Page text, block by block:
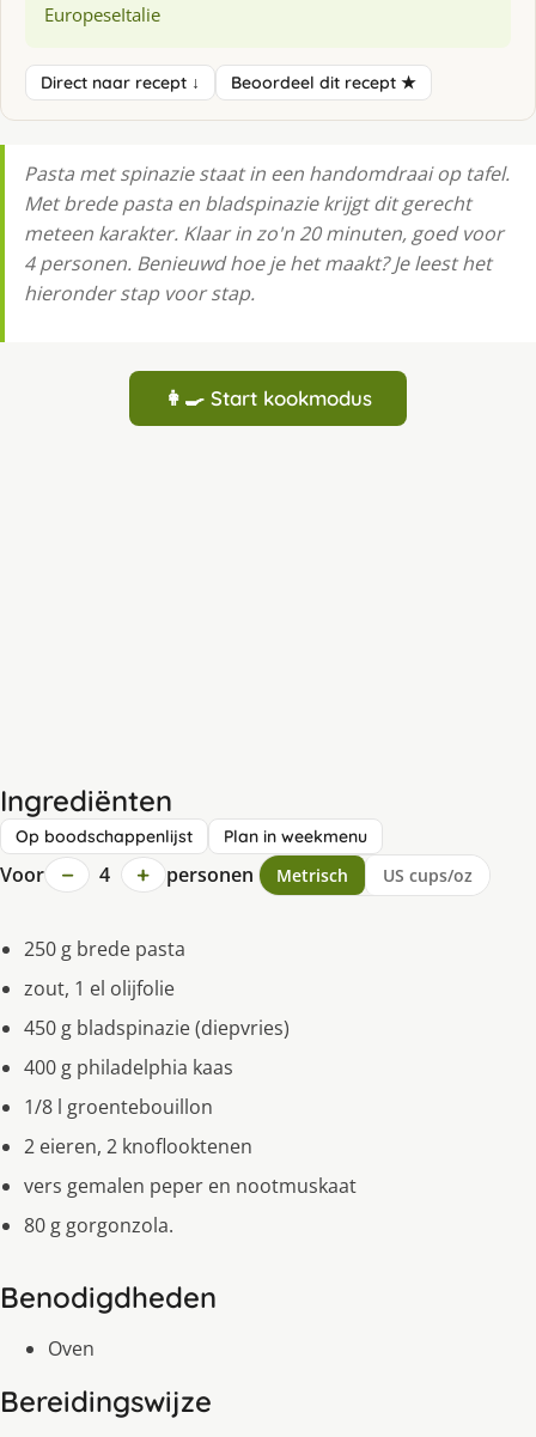
EuropeseItalie
Direct naar recept ↓ Beoordeel dit recept ★
Pasta met spinazie staat in een handomdraai op tafel.
Met brede pasta en bladspinazie krijgt dit gerecht
meteen karakter. Klaar in zo'n 20 minuten, goed voor
4 personen. Benieuwd hoe je het maakt? Je leest het
hieronder stap voor stap.
👩‍🍳 Start kookmodus
Ingrediënten
Op boodschappenlijst Plan in weekmenu
Voor − 4 + personen Metrisch US cups/oz
250 g brede pasta
zout, 1 el olijfolie
450 g bladspinazie (diepvries)
400 g philadelphia kaas
1/8 l groentebouillon
2 eieren, 2 knoflooktenen
vers gemalen peper en nootmuskaat
80 g gorgonzola.
Benodigdheden
Oven
Bereidingswijze